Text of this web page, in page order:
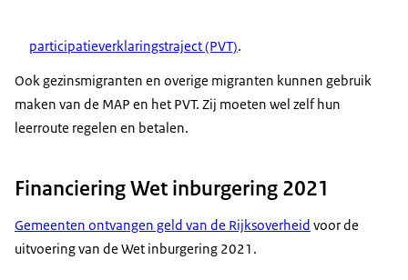
participatieverklaringstraject (PVT).
Ook gezinsmigranten en overige migranten kunnen gebruik
maken van de MAP en het PVT. Zij moeten wel zelf hun
leerroute regelen en betalen.
Financiering Wet inburgering 2021
Gemeenten ontvangen geld van de Rijksoverheid voor de
uitvoering van de Wet inburgering 2021.